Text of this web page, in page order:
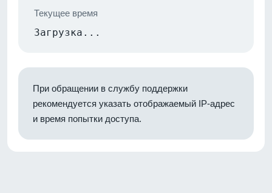
Текущее время
Загрузка...
При обращении в службу поддержки
рекомендуется указать отображаемый IP-адрес
и время попытки доступа.